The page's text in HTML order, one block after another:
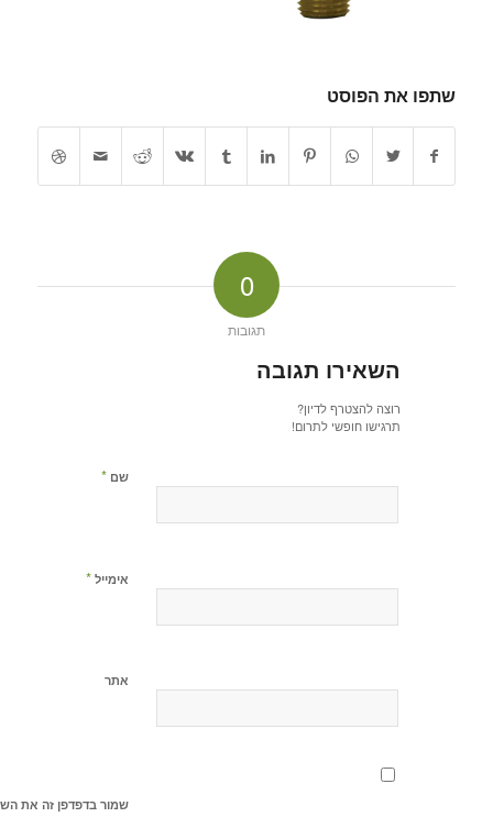
שתפו את הפוסט
0
תגובות
השאירו תגובה
רוצה להצטרף לדיון?
תרגישו חופשי לתרום!
שם *
אימייל *
אתר
שמור בדפדפן זה את